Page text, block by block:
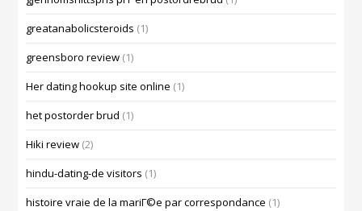
greatanabolicsteroids (1)
greensboro review (1)
Her dating hookup site online (1)
het postorder brud (1)
Hiki review (2)
hindu-dating-de visitors (1)
histoire vraie de la mariГ©e par correspondance (1)